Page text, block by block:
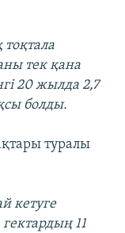
тек қана
20 жылда 2,7
болды.
туралы
кетуге
11